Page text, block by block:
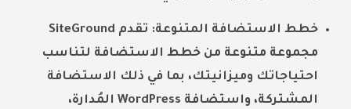
خطط الاستضافة المتنوعة: تقدم SiteGround
مجموعة متنوعة من خطط الاستضافة لتناسب
احتياجاتك وميزانيتك، بما في ذلك الاستضافة
المشتركة، واستضافة WordPress المُدارة،